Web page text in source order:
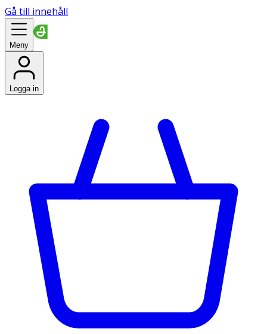
Gå till innehåll
Meny
Logga in